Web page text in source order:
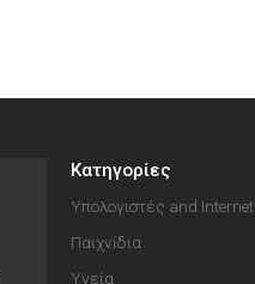
Κατηγορίες
Υπολογιστές and Internet
Παιχνίδια
Υγεία